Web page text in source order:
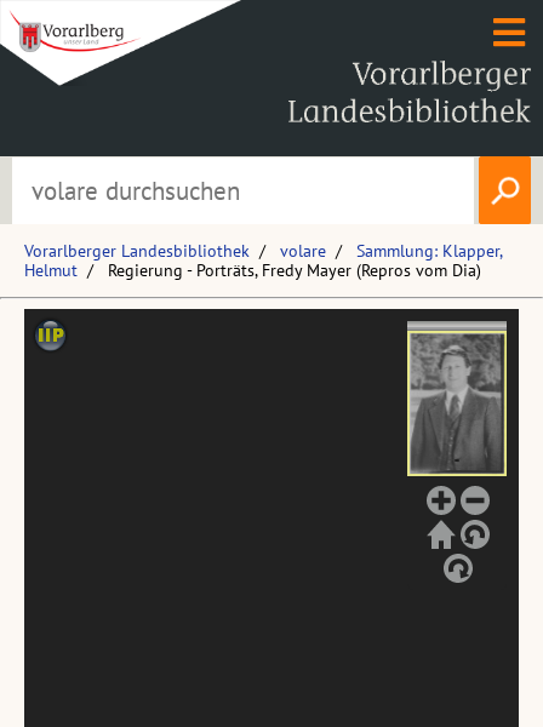
Vorarlberger Landesbibliothek volare
Sammlung: Klapper,
Helmut
Regierung - Porträts, Fredy Mayer (Repros vom Dia)